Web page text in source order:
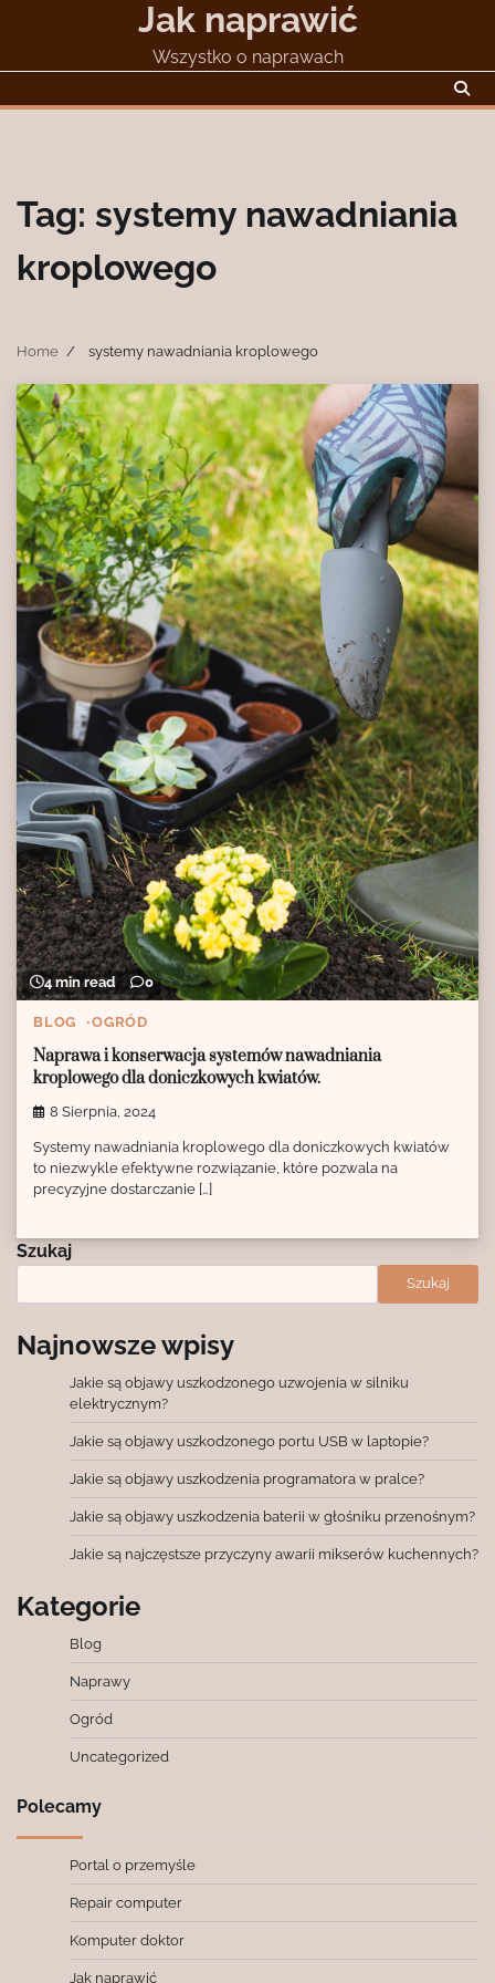
Jak naprawić
Wszystko o naprawach
Tag: systemy nawadniania
kroplowego
Home systemy nawadniania kroplowego
4 min read 0
BLOG OGRÓD
Naprawa i konserwacja systemów nawadniania
kroplowego dla doniczkowych kwiatów.
8 Sierpnia, 2024
Systemy nawadniania kroplowego dla doniczkowych kwiatów
to niezwykle efektywne rozwiązanie, które pozwala na
precyzyjne dostarczanie […]
Szukaj
Szukaj
Najnowsze wpisy
Jakie są objawy uszkodzonego uzwojenia w silniku
elektrycznym?
Jakie są objawy uszkodzonego portu USB w laptopie?
Jakie są objawy uszkodzenia programatora w pralce?
Jakie są objawy uszkodzenia baterii w głośniku przenośnym?
Jakie są najczęstsze przyczyny awarii mikserów kuchennych?
Kategorie
Blog
Naprawy
Ogród
Uncategorized
Polecamy
Portal o przemyśle
Repair computer
Komputer doktor
Jak naprawić